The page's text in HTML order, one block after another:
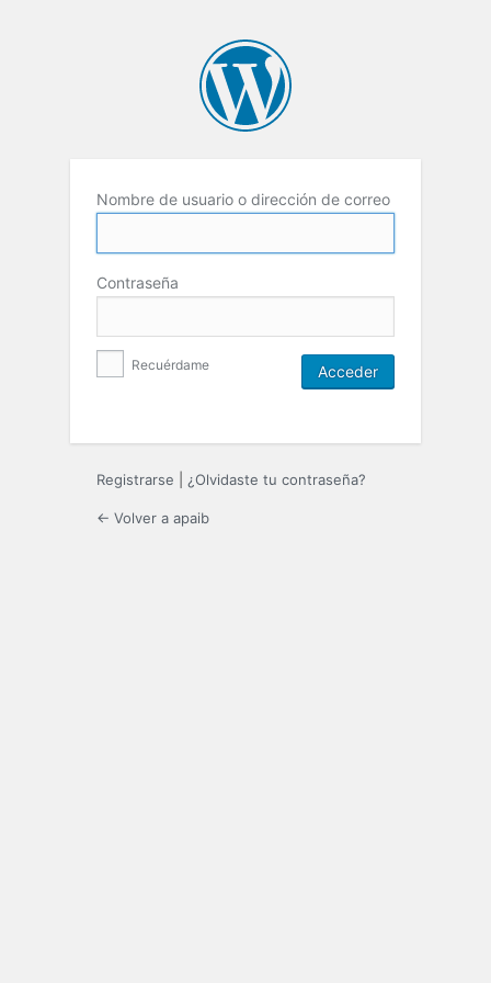
Nombre de usuario o dirección de correo
Contraseña
Recuérdame
Registrarse ¿Olvidaste tu contraseña?
← Volver a apaib